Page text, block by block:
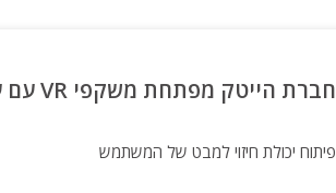
חברת הייטק מפתחת משקפי VR עם עקיבת מבט!
פיתוח יכולת חיזוי למבט של המשתמש